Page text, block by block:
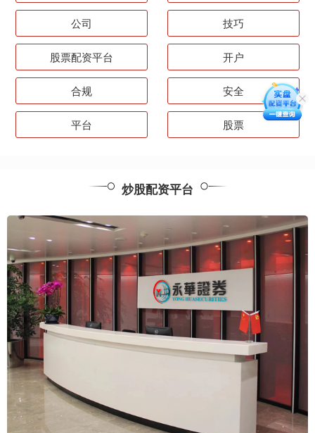
公司 技巧
股票配资平台 开户
合规 安全
平台 股票
炒股配资平台